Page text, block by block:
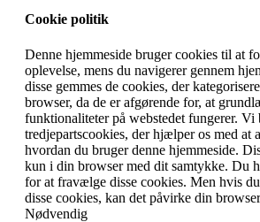
Cookie politik
Denne hjemmeside bruger cookies til at
oplevelse, mens du navigerer gennem
disse gemmes de cookies, der
browser, da de er afgørende for, at
funktionaliteter på webstedet fungerer. Vi
tredjepartscookies, der hjælper os med at
hvordan du bruger denne hjemmeside.
kun i din browser med dit samtykke. Du
for at fravælge disse cookies. Men hvis
disse cookies, kan det påvirke din
Nødvendig